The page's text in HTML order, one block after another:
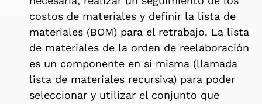
costos de materiales y definir la lista de
materiales (BOM) para el retrabajo. La lista
de materiales de la orden de reelaboración
es un componente en sí misma (llamada
lista de materiales recursiva) para poder
seleccionar y utilizar el conjunto que